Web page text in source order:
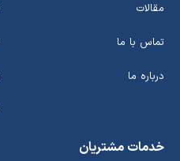
مقالات
تماس با ما
درباره ما
خدمات مشتریان